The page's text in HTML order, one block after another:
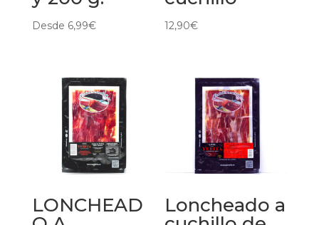
Desde 6,99€ 12,90€
LONCHEAD
Loncheado a